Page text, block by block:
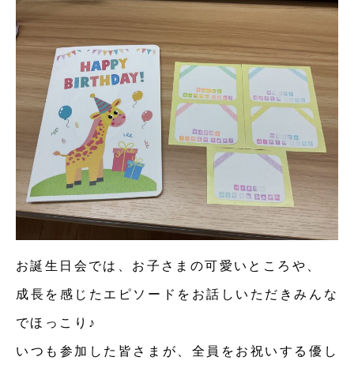
お誕生日会では、お子さまの可愛いところや、
成長を感じたエピソードをお話しいただきみんな
でほっこり♪
いつも参加した皆さまが、全員をお祝いする優し